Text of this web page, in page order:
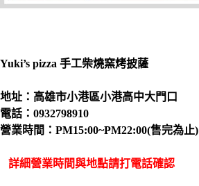
Yuki’s pizza 手工柴燒窯烤披薩
地址：高雄市小港區小港高中大門口
電話：0932798910
營業時間：PM15:00~PM22:00(售完為止)
詳細營業時間與地點請打電話確認